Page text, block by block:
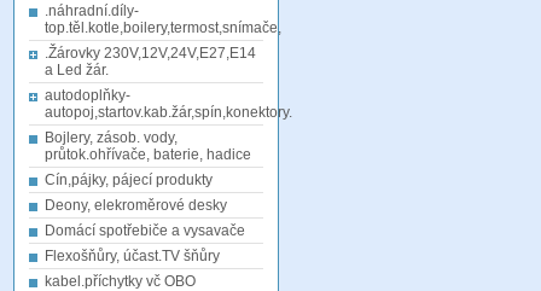
.náhradní.díly-
top.těl.kotle,boilery,termost,snímače,
.Žárovky 230V,12V,24V,E27,E14
a Led žár.
autodoplňky-
autopoj,startov.kab.žár,spín,konektory.
Bojlery, zásob. vody,
průtok.ohřívače, baterie, hadice
Cín,pájky, pájecí produkty
Deony, elekroměrové desky
Domácí spotřebiče a vysavače
Flexošňůry, účast.TV šňůry
kabel.příchytky vč OBO